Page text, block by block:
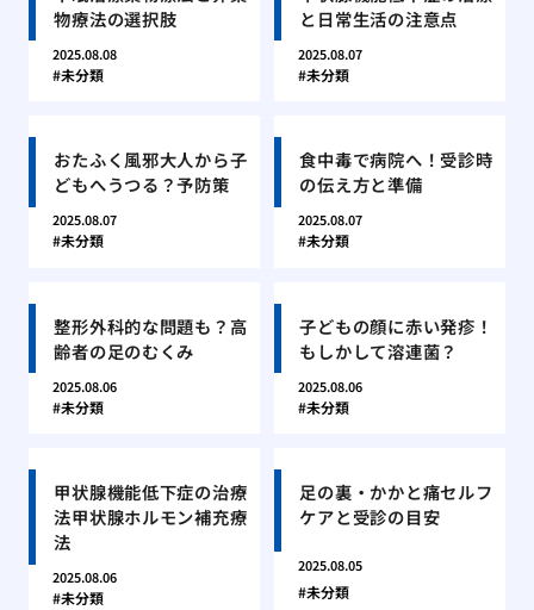
物療法の選択肢
2025.08.08
未分類
と日常生活の注意点
2025.08.07
未分類
おたふく風邪大人から子
どもへうつる？予防策
2025.08.07
未分類
食中毒で病院へ！受診時
の伝え方と準備
2025.08.07
未分類
整形外科的な問題も？高
齢者の足のむくみ
2025.08.06
未分類
子どもの顔に赤い発疹！
もしかして溶連菌？
2025.08.06
未分類
甲状腺機能低下症の治療
法甲状腺ホルモン補充療
法
2025.08.06
未分類
足の裏・かかと痛セルフ
ケアと受診の目安
2025.08.05
未分類